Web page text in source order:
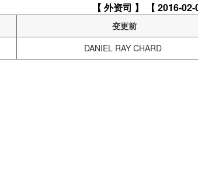
【 外资司 】 【 2016-02-
变更前
DANIEL RAY CHARD